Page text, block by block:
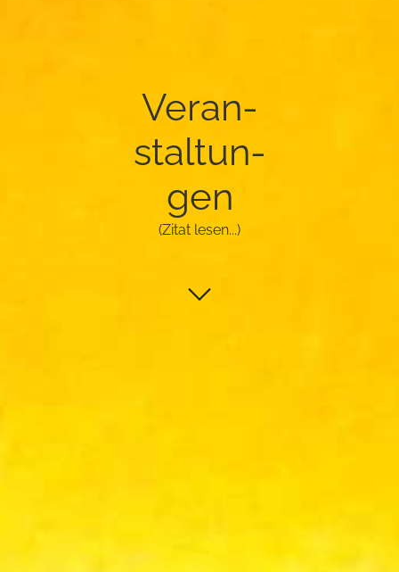
Ver­an­
stal­tun­
gen
(Zitat lesen...)